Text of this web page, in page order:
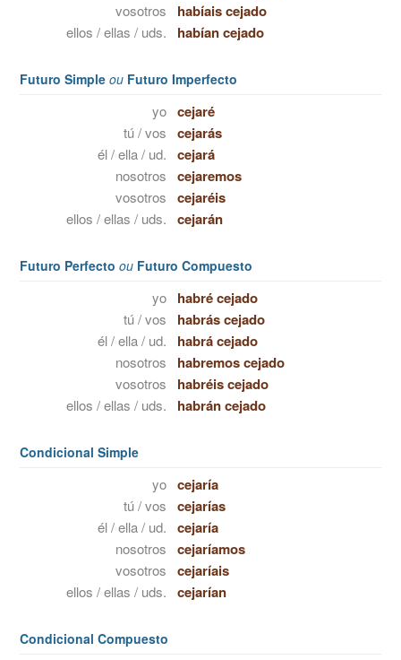
vosotros habíais cejado
ellos / ellas / uds. habían cejado
Futuro Simple ou Futuro Imperfecto
yo cejaré
tú / vos cejarás
él / ella / ud. cejará
nosotros cejaremos
vosotros cejaréis
ellos / ellas / uds. cejarán
Futuro Perfecto ou Futuro Compuesto
yo habré cejado
tú / vos habrás cejado
él / ella / ud. habrá cejado
nosotros habremos cejado
vosotros habréis cejado
ellos / ellas / uds. habrán cejado
Condicional Simple
yo cejaría
tú / vos cejarías
él / ella / ud. cejaría
nosotros cejaríamos
vosotros cejaríais
ellos / ellas / uds. cejarían
Condicional Compuesto